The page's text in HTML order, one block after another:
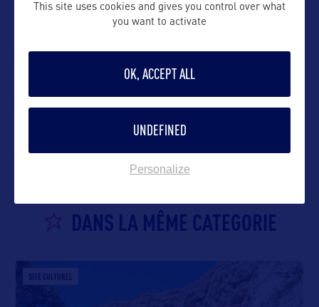
VOIR LE SITE
DANS LA MÊME CATEGORIE
SITE CULTUREL
This site uses cookies and gives you control over what
you want to activate
OK, ACCEPT ALL
UNDEFINED
Personalize